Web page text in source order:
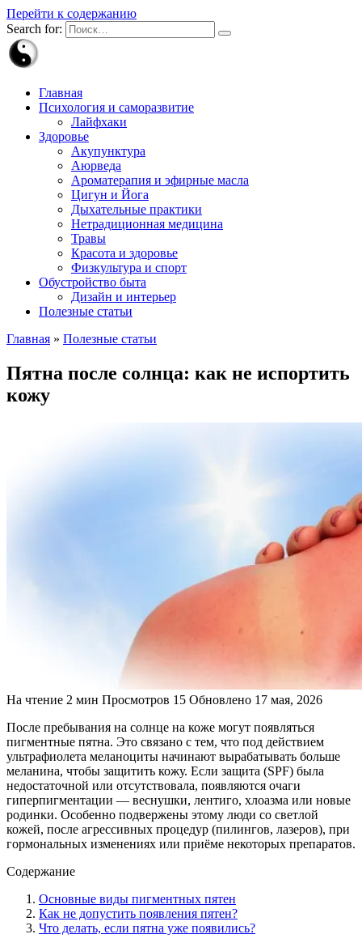
Перейти к содержанию
Search for:
Главная
Психология и саморазвитие
Лайфхаки
Здоровье
Акупунктура
Аюрведа
Ароматерапия и эфирные масла
Цигун и Йога
Дыхательные практики
Нетрадиционная медицина
Травы
Красота и здоровье
Физкультура и спорт
Обустройство быта
Дизайн и интерьер
Полезные статьи
Главная » Полезные статьи
Пятна после солнца: как не испортить
кожу
На чтение 2 мин Просмотров 15 Обновлено 17 мая, 2026
После пребывания на солнце на коже могут появляться
пигментные пятна. Это связано с тем, что под действием
ультрафиолета меланоциты начинают вырабатывать больше
меланина, чтобы защитить кожу. Если защита (SPF) была
недостаточной или отсутствовала, появляются очаги
гиперпигментации — веснушки, лентиго, хлоазма или новые
родинки. Особенно подвержены этому люди со светлой
кожей, после агрессивных процедур (пилингов, лазеров), при
гормональных изменениях или приёме некоторых препаратов.
Содержание
Основные виды пигментных пятен
Как не допустить появления пятен?
Что делать, если пятна уже появились?